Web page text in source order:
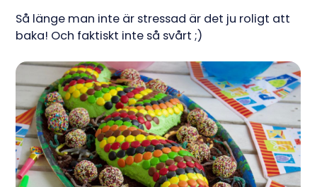
Så länge man inte är stressad är det ju roligt att
baka! Och faktiskt inte så svårt ;)